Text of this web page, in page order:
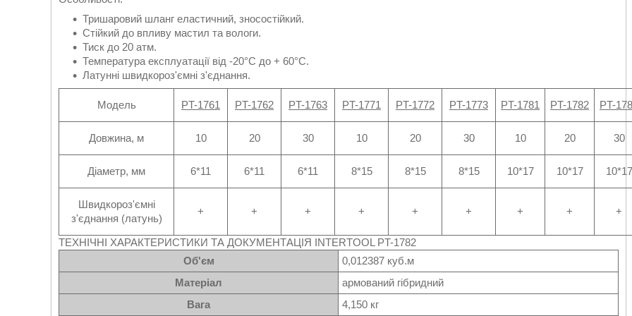
Тришаровий шланг еластичний, зносостійкий.
Стійкий до впливу мастил та вологи.
Тиск до 20 атм.
Температура експлуатації від -20°С до + 60°С.
Латунні швидкороз'ємні з'єднання.
Модель PT-1761 PT-1762 PT-1763 PT-1771 PT-1772 PT-1773 PT-1781 PT-1782 PT-
Довжина, м 10 20 30 10 20 30 10 20 30
Діаметр, мм 6*11 6*11 6*11 8*15 8*15 8*15 10*17 10*17 10*17
Швидкороз'ємні
з'єднання (латунь)
+ + + + + + + + +
ТЕХНІЧНІ ХАРАКТЕРИСТИКИ ТА ДОКУМЕНТАЦІЯ INTERTOOL PT-1782
Об'єм
0,012387 куб.м
Матеріал
армований гібридний
Вага
4,150 кг